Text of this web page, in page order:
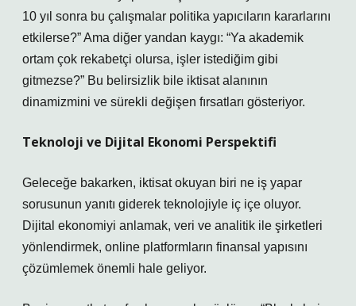
10 yıl sonra bu çalışmalar politika yapıcıların kararlarını
etkilerse?” Ama diğer yandan kaygı: “Ya akademik
ortam çok rekabetçi olursa, işler istediğim gibi
gitmezse?” Bu belirsizlik bile iktisat alanının
dinamizmini ve sürekli değişen fırsatları gösteriyor.
Teknoloji ve Dijital Ekonomi Perspektifi
Geleceğe bakarken, iktisat okuyan biri ne iş yapar
sorusunun yanıtı giderek teknolojiyle iç içe oluyor.
Dijital ekonomiyi anlamak, veri ve analitik ile şirketleri
yönlendirmek, online platformların finansal yapısını
çözümlemek önemli hale geliyor.